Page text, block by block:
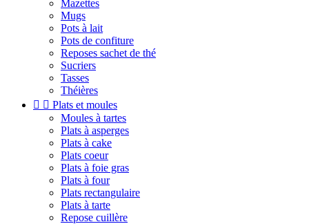
Mazettes
Mugs
Pots à lait
Pots de confiture
Reposes sachet de thé
Sucriers
Tasses
Théières
  Plats et moules
Moules à tartes
Plats à asperges
Plats à cake
Plats coeur
Plats à foie gras
Plats à four
Plats rectangulaire
Plats à tarte
Repose cuillère